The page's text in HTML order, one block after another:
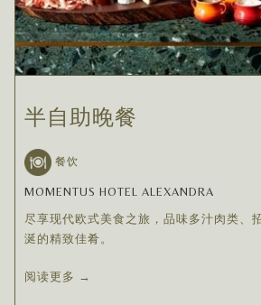
半自助晚餐
餐饮
MOMENTUS HOTEL ALEXANDRA
尽享现代欧式美食之旅，品味多汁肉类、
涎的精致佳肴。
阅读更多